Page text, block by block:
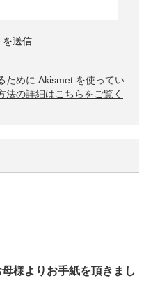
ために Akismet を使ってい
法の詳細はこちらをご覧く
様よりお手紙を頂きまし